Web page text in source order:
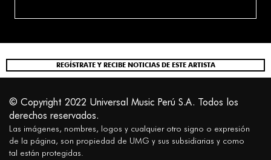
REGÍSTRATE Y RECIBE NOTICIAS DE ESTE ARTISTA
© Copyright 2022 Universal Music Perú S.A. Todos los
derechos reservados.
Las imágenes, nombres, logos y cualquier otro signo o expresión
de la página, son propiedad de UMG y sus subsidiarias y como
tal están protegidas.